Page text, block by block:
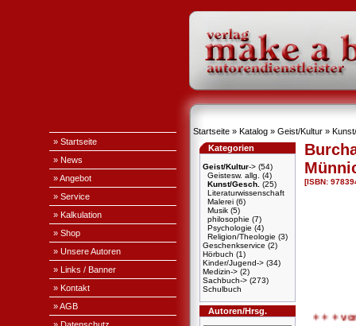
» Startseite
» News
» Angebot
» Service
» Kalkulation
» Shop
» Unsere Autoren
» Links / Banner
» Kontakt
» AGB
Startseite » Katalog » Geist/Kultur »
Kategorien
Geist/Kultur-> (54)
Geistesw. allg.
(4)
Kunst/Gesch. (25)
Literaturwissenschaft
Malerei (6)
Musik (5)
philosophie (7)
Psychologie (4)
Religion/Theologie (3)
Geschenkservice (2)
Hörbuch (1)
Kinder/Jugend-> (34)
Medizin-> (2)
Sachbuch-> (273)
Schulbuch
Autoren/Hrsg.
[ISBN:
+ + + von